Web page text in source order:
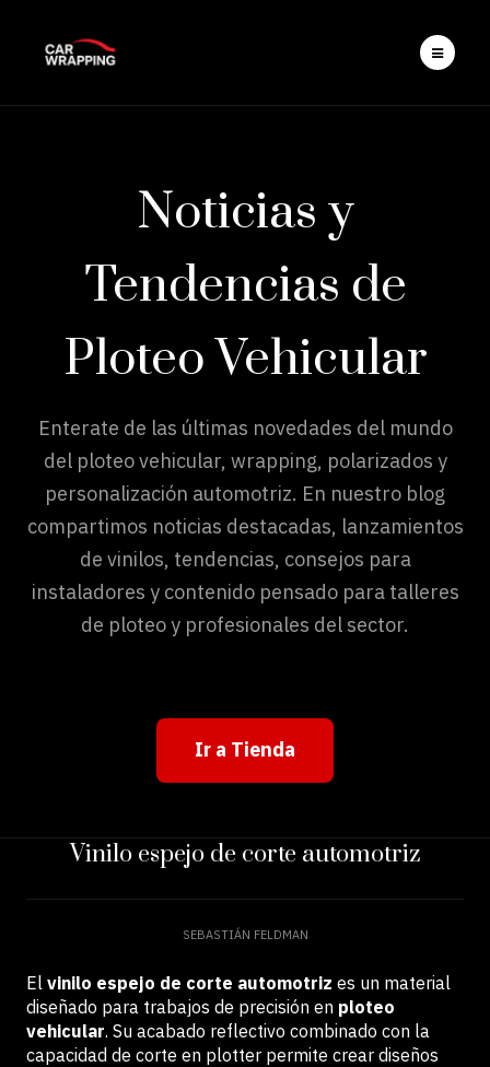
Noticias y
Tendencias de
Ploteo Vehicular
Enterate de las últimas novedades del mundo
del ploteo vehicular, wrapping, polarizados y
personalización automotriz. En nuestro blog
compartimos noticias destacadas, lanzamientos
de vinilos, tendencias, consejos para
instaladores y contenido pensado para talleres
de ploteo y profesionales del sector.
Ir a Tienda
Vinilo espejo de corte automotriz
SEBASTIÁN FELDMAN
El vinilo espejo de corte automotriz es un material
diseñado para trabajos de precisión en ploteo
vehicular. Su acabado reflectivo combinado con la
capacidad de corte en plotter permite crear diseños